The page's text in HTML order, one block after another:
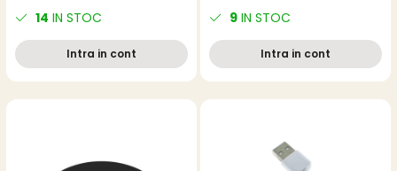
buchete si cadouri, latime 3-
5mm, diverse culori
14 IN STOC
Intra in cont
9 IN STOC
Intra in cont